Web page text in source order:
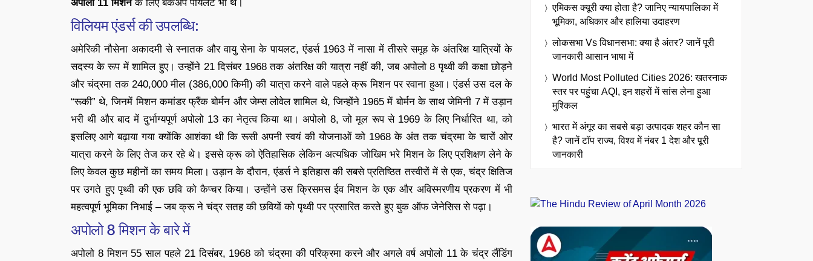
अपोलो 11 मिशनके लिए बैकअप पायलट भी थे।
विलियम एंडर्स की उपलब्धि:
अमेरिकी नौसेना अकादमी से स्नातक और वायु सेना के पायलट, एंडर्स 1963 में नासा में तीसरे समूह के अंतरिक्ष यात्रियों के
सदस्य के रूप में शामिल हुए। उन्होंने 21 दिसंबर 1968 तक अंतरिक्ष की यात्रा नहीं की, जब अपोलो 8 पृथ्वी की कक्षा छोड़ने
और चंद्रमा तक 240,000 मील (386,000 किमी) की यात्रा करने वाले पहले क्रू मिशन पर रवाना हुआ। एंडर्स उस दल के
“रूकी” थे, जिनमें मिशन कमांडर फ्रैंक बोर्मन और जेम्स लोवेल शामिल थे, जिन्होंने 1965 में बोर्मन के साथ जेमिनी 7 में उड़ान
भरी थी और बाद में दुर्भाग्यपूर्ण अपोलो 13 का नेतृत्व किया था। अपोलो 8, जो मूल रूप से 1969 के लिए निर्धारित था, को
इसलिए आगे बढ़ाया गया क्योंकि आशंका थी कि रूसी अपनी स्वयं की योजनाओं को 1968 के अंत तक चंद्रमा के चारों ओर
यात्रा करने के लिए तेज कर रहे थे। इससे क्रू को ऐतिहासिक लेकिन अत्यधिक जोखिम भरे मिशन के लिए प्रशिक्षण लेने के
लिए केवल कुछ महीनों का समय मिला। उड़ान के दौरान, एंडर्स ने इतिहास की सबसे प्रतिष्ठित तस्वीरों में से एक, चंद्र क्षितिज
पर उगते हुए पृथ्वी की एक छवि को कैप्चर किया। उन्होंने उस क्रिसमस ईव मिशन के एक और अविस्मरणीय प्रकरण में भी
महत्वपूर्ण भूमिका निभाई – जब क्रू ने चंद्र सतह की छवियों को पृथ्वी पर प्रसारित करते हुए बुक ऑफ जेनेसिस से पढ़ा।
अपोलो 8 मिशन के बारे में
अपोलो 8 मिशन 55 साल पहले 21 दिसंबर, 1968 को चंद्रमा की परिक्रमा करने और अगले वर्ष अपोलो 11 के चंद्र लैंडिंग
एमिकस क्यूरी क्या होता है? जानिए न्यायपालिका में
भूमिका, अधिकार और हालिया उदाहरण
लोकसभा Vs विधानसभा: क्या है अंतर? जानें पूरी
जानकारी आसान भाषा में
World Most Polluted Cities 2026: खतरनाक
स्तर पर पहुंचा AQI, इन शहरों में सांस लेना हुआ
मुश्किल
भारत में अंगूर का सबसे बड़ा उत्पादक शहर कौन सा
है? जानें टॉप राज्य, विश्व में नंबर 1 देश और पूरी
जानकारी